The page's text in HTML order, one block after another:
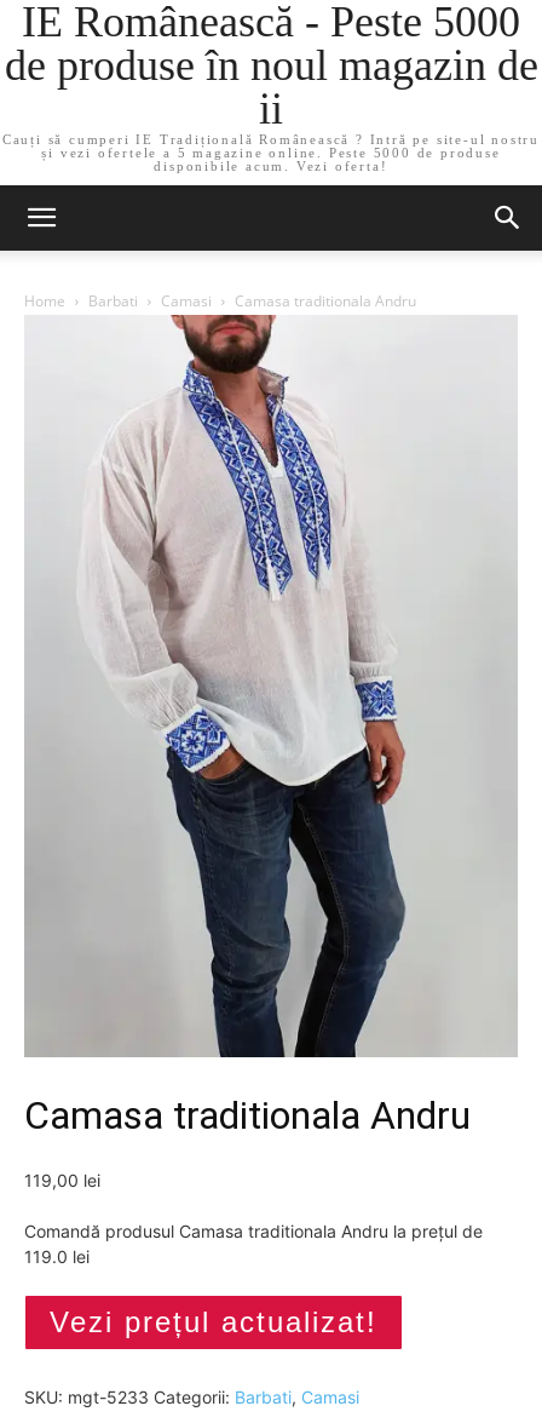
IE Românească - Peste 5000
de produse în noul magazin de
ii
Cauți să cumperi IE Tradițională Românească ? Intră pe site-ul nostru
și vezi ofertele a 5 magazine online. Peste 5000 de produse
disponibile acum. Vezi oferta!
Home Barbati Camasi Camasa traditionala Andru
Camasa traditionala Andru
119,00 lei
Comandă produsul Camasa traditionala Andru la prețul de
119.0 lei
Vezi prețul actualizat!
SKU: mgt-5233 Categorii: Barbati, Camasi